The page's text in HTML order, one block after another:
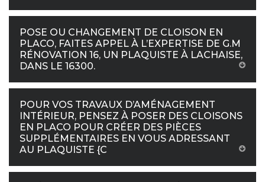
POSE OU CHANGEMENT DE CLOISON EN
PLACO, FAITES APPEL À L’EXPERTISE DE G.M
RÉNOVATION 16, UN PLAQUISTE À LACHAISE,
DANS LE 16300.
POUR VOS TRAVAUX D’AMÉNAGEMENT
INTÉRIEUR, PENSEZ À POSER DES CLOISONS
EN PLACO POUR CRÉER DES PIÈCES
SUPPLÉMENTAIRES EN VOUS ADRESSANT
AU PLAQUISTE {C